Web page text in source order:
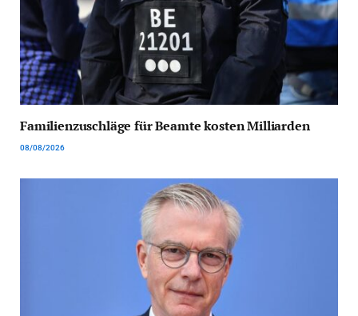
Familienzuschläge für Beamte kosten Milliarden
08/08/2026